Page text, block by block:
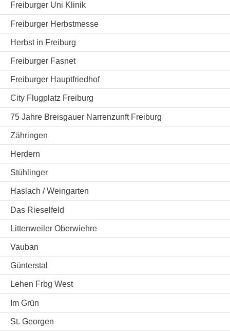
Freiburger Uni Klinik
Freiburger Herbstmesse
Herbst in Freiburg
Freiburger Fasnet
Freiburger Hauptfriedhof
City Flugplatz Freiburg
75 Jahre Breisgauer Narrenzunft Freiburg
Zähringen
Herdern
Stühlinger
Haslach / Weingarten
Das Rieselfeld
Littenweiler Oberwiehre
Vauban
Günterstal
Lehen Frbg West
Im Grün
St. Georgen